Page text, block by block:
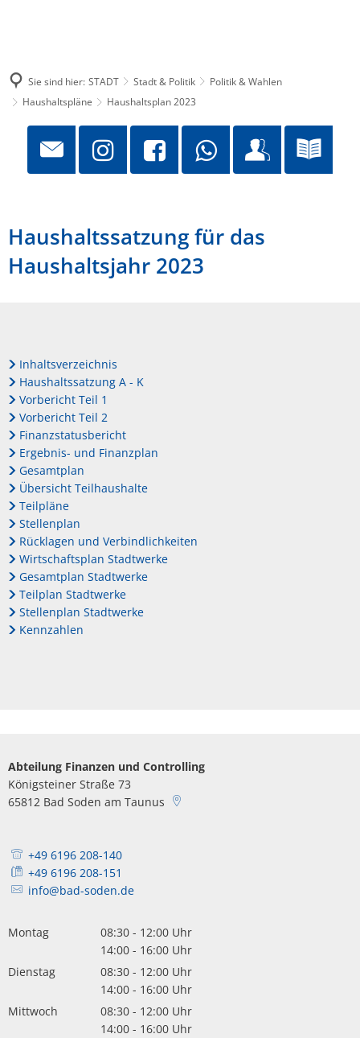
Sie sind hier: STADT Stadt & Politik
Politik & Wahlen
Haushaltspläne
Haushaltsplan 2023
Haushaltssatzung für das
Haushaltsjahr 2023
Inhaltsverzeichnis
Haushaltssatzung A - K
Vorbericht Teil 1
Vorbericht Teil 2
Finanzstatusbericht
Ergebnis- und Finanzplan
Gesamtplan
Übersicht Teilhaushalte
Teilpläne
Stellenplan
Rücklagen und Verbindlichkeiten
Wirtschaftsplan Stadtwerke
Gesamtplan Stadtwerke
Teilplan Stadtwerke
Stellenplan Stadtwerke
Kennzahlen
Abteilung Finanzen und Controlling
Königsteiner Straße 73
65812 Bad Soden am Taunus
+49 6196 208-140
+49 6196 208-151
info@bad-soden.de
Montag 08:30 - 12:00 Uhr
Von 08:30 bis 12:00 Uhr
14:00 - 16:00 Uhr
Von 14:00 bis 16:00 Uhr
Dienstag 08:30 - 12:00 Uhr
Von 08:30 bis 12:00 Uhr
14:00 - 16:00 Uhr
Von 14:00 bis 16:00 Uhr
Mittwoch 08:30 - 12:00 Uhr
Von 08:30 bis 12:00 Uhr
14:00 - 16:00 Uhr